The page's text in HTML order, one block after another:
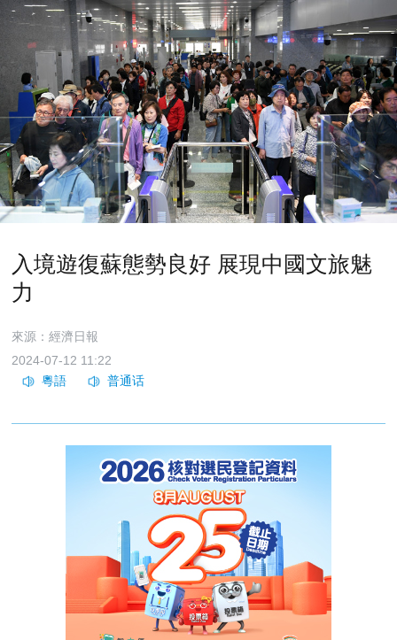
入境遊復蘇態勢良好 展現中國文旅魅
力
來源：經濟日報
2024-07-12 11:22